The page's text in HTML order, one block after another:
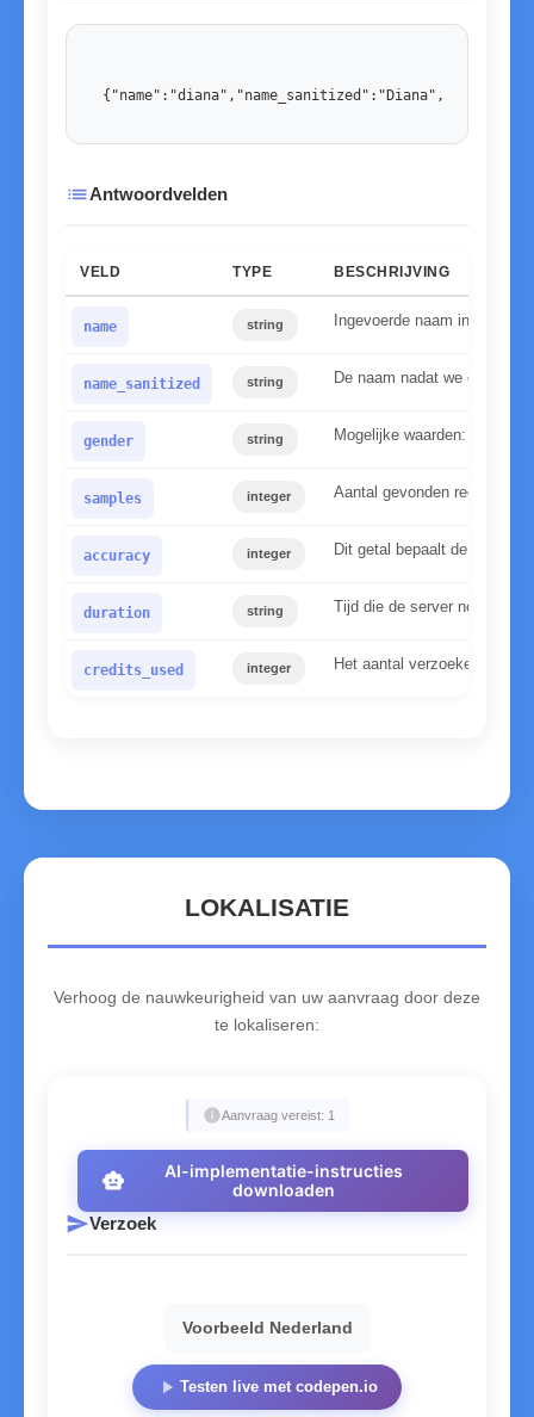
listAntwoordvelden
VELD TYPE BESCHRIJVING
name string Ingevoerde naam in kleine
name_sanitized string De naam nadat we onze
gender string Mogelijke waarden:
samples integer Aantal gevonden records in
accuracy integer Dit getal bepaalt de
duration string Tijd die de server nodig had
credits_used integer Het aantal verzoeken dat
LOKALISATIE
Verhoog de nauwkeurigheid van uw aanvraag door deze
te lokaliseren:
infoAanvraag vereist: 1
smart_toy
AI-implementatie-instructies
downloaden
sendVerzoek
Voorbeeld Nederland
play_arrow Testen live met codepen.io